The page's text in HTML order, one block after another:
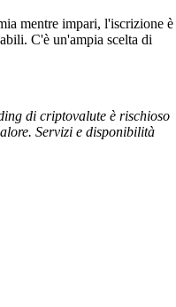
mentre impari, l'iscrizione è
C'è un'ampia scelta di
di criptovalute è rischioso
Servizi e disponibilità